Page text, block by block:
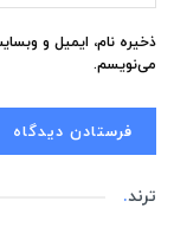
ذخیره نام، ایمیل و
می‌نویسم.
ترند.